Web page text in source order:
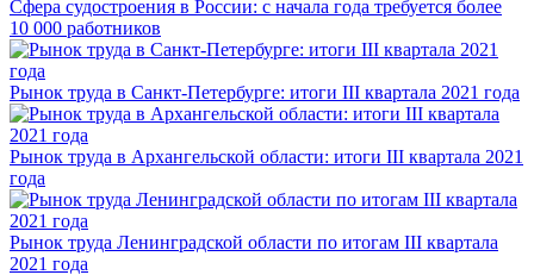
Сфера судостроения в России: с начала года требуется более
10 000 работников
Рынок труда в Санкт-Петербурге: итоги III квартала 2021 года
Рынок труда в Архангельской области: итоги III квартала 2021
года
Рынок труда Ленинградской области по итогам III квартала
2021 года